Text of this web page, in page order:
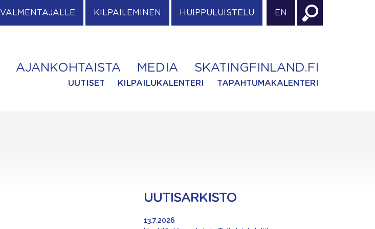
VALMENTAJALLE KILPAILEMINEN HUIPPULUISTELU EN
AJANKOHTAISTA MEDIA SKATINGFINLAND.FI
UUTISET KILPAILUKALENTERI TAPAHTUMAKALENTERI
UUTISARKISTO
13.7.2026